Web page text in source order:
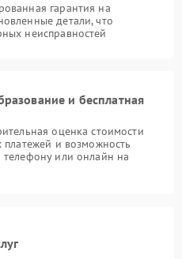
гарантия на
детали, что
неисправностей
и бесплатная
оценка стоимости
платежей и возможность
телефону или онлайн на